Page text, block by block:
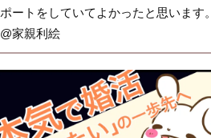
ポートをしていてよかったと思います。
@家親利絵